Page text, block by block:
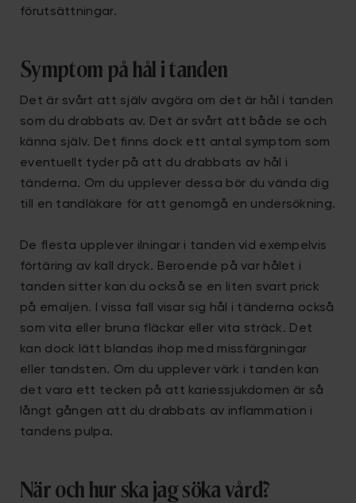
förutsättningar.
Symptom på hål i tanden
Det är svårt att själv avgöra om det är hål i tanden
som du drabbats av. Det är svårt att både se och
känna själv. Det finns dock ett antal symptom som
eventuellt tyder på att du drabbats av hål i
tänderna. Om du upplever dessa bör du vända dig
till en tandläkare för att genomgå en undersökning.
De flesta upplever ilningar i tanden vid exempelvis
förtäring av kall dryck. Beroende på var hålet i
tanden sitter kan du också se en liten svart prick
på emaljen. I vissa fall visar sig hål i tänderna också
som vita eller bruna fläckar eller vita sträck. Det
kan dock lätt blandas ihop med missfärgningar
eller tandsten. Om du upplever värk i tanden kan
det vara ett tecken på att kariessjukdomen är så
långt gången att du drabbats av inflammation i
tandens pulpa.
När och hur ska jag söka vård?